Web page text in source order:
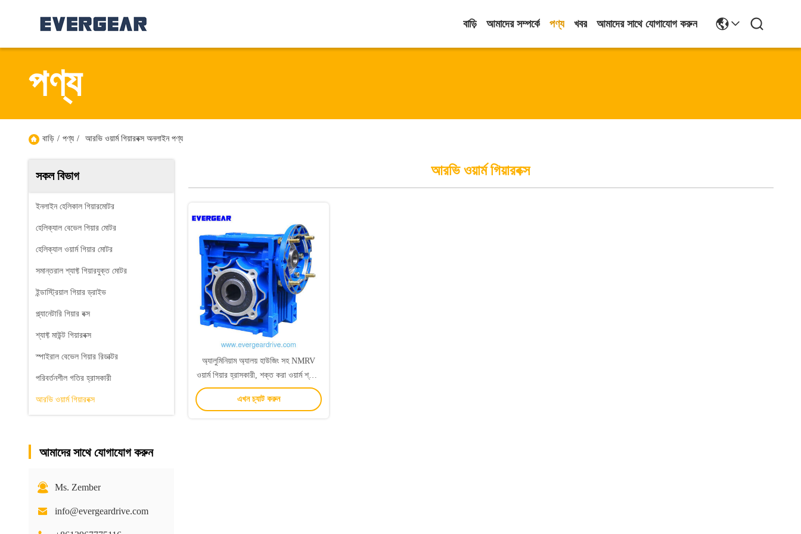
বাড়ি আমাদের সম্পর্কে পণ্য খবর আমাদের সাথে যোগাযোগ করুন
পণ্য
বাড়ি / পণ্য / আরভি ওয়ার্ম গিয়ারবক্স অনলাইন পণ্য
সকল বিভাগ
ইনলাইন হেলিকাল গিয়ারমোটর
হেলিক্যাল বেভেল গিয়ার মোটর
হেলিক্যাল ওয়ার্ম গিয়ার মোটর
সমান্তরাল শ্যাফ্ট গিয়ারযুক্ত মোটর
ইন্ডাস্ট্রিয়াল গিয়ার ড্রাইভ
প্ল্যানেটারি গিয়ার বক্স
শ্যাফ্ট মাউন্ট গিয়ারবক্স
স্পাইরাল বেভেল গিয়ার রিডাক্টর
পরিবর্তনশীল গতির হ্রাসকারী
আরভি ওয়ার্ম গিয়ারবক্স
আমাদের সাথে যোগাযোগ করুন
Ms. Zember
info@evergeardrive.com
আরভি ওয়ার্ম গিয়ারবক্স
অ্যালুমিনিয়াম অ্যালয় হাউজিং সহ NMRV
ওয়ার্ম গিয়ার হ্রাসকারী, শক্ত করা ওয়ার্ম শ্যাফ্ট,
এবং 0.06~22kw পাওয়ার রেঞ্জ
এখন চ্যাট করুন